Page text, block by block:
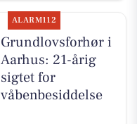
ALARM112
Grundlovsforhør i
Aarhus: 21-årig
sigtet for
våbenbesiddelse